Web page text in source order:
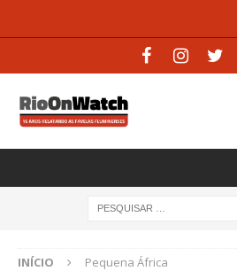
INÍCIO Pequena África